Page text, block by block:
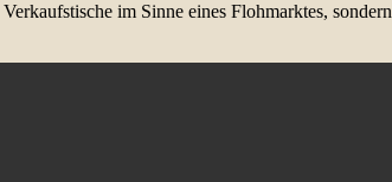
im Sinne eines Flohmarktes, sondern